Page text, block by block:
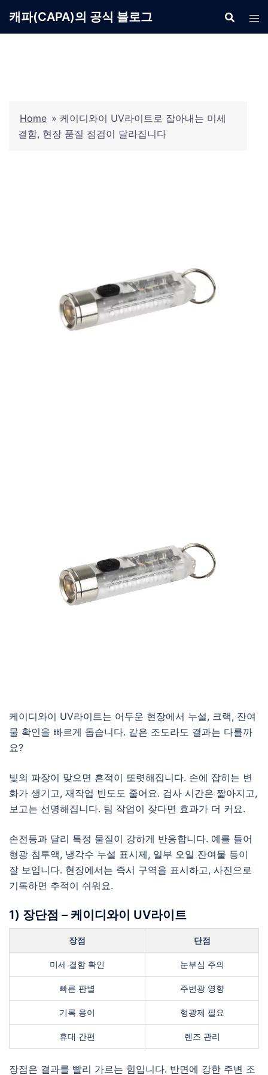
캐파(CAPA)의 공식 블로그
Home » 케이디와이 UV라이트로 잡아내는 미세
결함, 현장 품질 점검이 달라집니다
케이디와이 UV라이트는 어두운 현장에서 누설, 크랙, 잔여
물 확인을 빠르게 돕습니다. 같은 조도라도 결과는 다를까
요?
빛의 파장이 맞으면 흔적이 또렷해집니다. 손에 잡히는 변
화가 생기고, 재작업 빈도도 줄어요. 검사 시간은 짧아지고,
보고는 선명해집니다. 팀 작업이 잦다면 효과가 더 커요.
손전등과 달리 특정 물질이 강하게 반응합니다. 예를 들어
형광 침투액, 냉각수 누설 표시제, 일부 오일 잔여물 등이
잘 보입니다. 현장에서는 즉시 구역을 표시하고, 사진으로
기록하면 추적이 쉬워요.
1) 장단점 – 케이디와이 UV라이트
장점 단점
미세 결함 확인 눈부심 주의
빠른 판별 주변광 영향
기록 용이 형광제 필요
휴대 간편 렌즈 관리
장점은 결과를 빨리 가르는 힘입니다. 반면에 강한 주변 조